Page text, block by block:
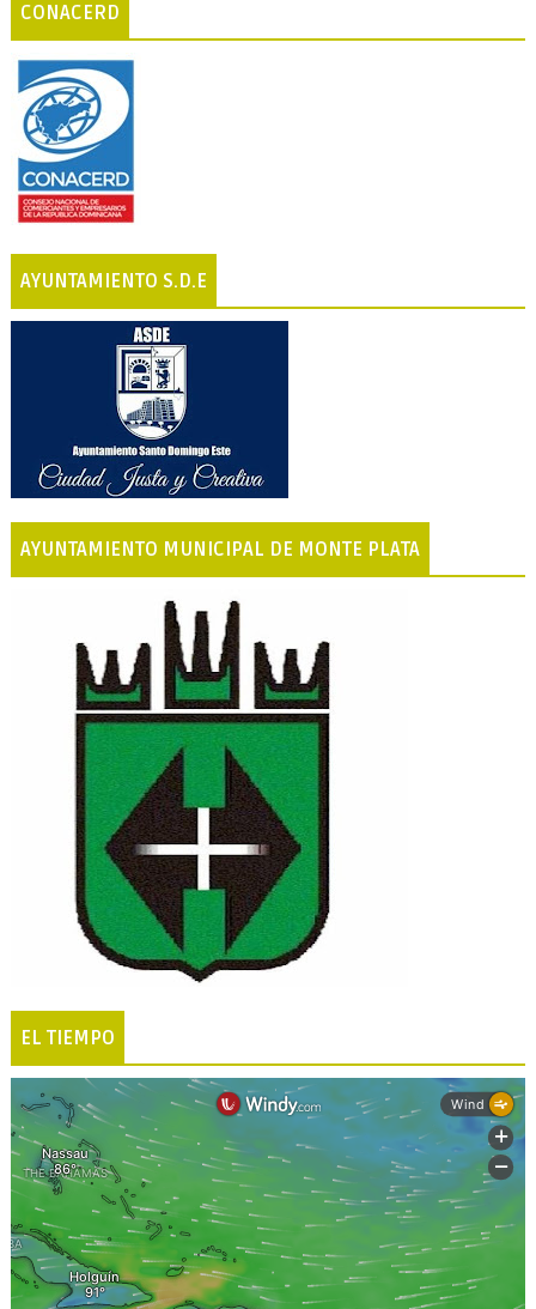
CONACERD
AYUNTAMIENTO S.D.E
AYUNTAMIENTO MUNICIPAL DE MONTE PLATA
EL TIEMPO